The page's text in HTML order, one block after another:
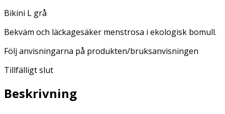
Bikini L grå
Bekväm och läckagesäker menstrosa i ekologisk bomull.
Följ anvisningarna på produkten/bruksanvisningen
Tillfälligt slut
Beskrivning